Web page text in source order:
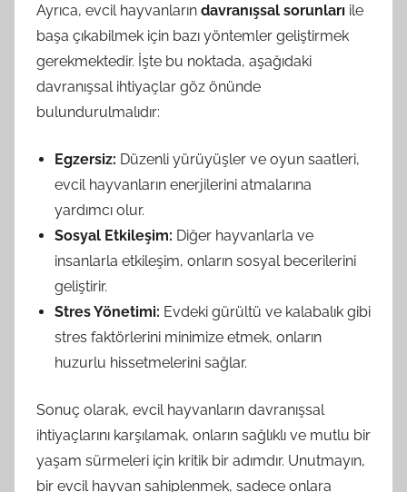
Ayrıca, evcil hayvanların davranışsal sorunları ile
başa çıkabilmek için bazı yöntemler geliştirmek
gerekmektedir. İşte bu noktada, aşağıdaki
davranışsal ihtiyaçlar göz önünde
bulundurulmalıdır:
Egzersiz: Düzenli yürüyüşler ve oyun saatleri,
evcil hayvanların enerjilerini atmalarına
yardımcı olur.
Sosyal Etkileşim: Diğer hayvanlarla ve
insanlarla etkileşim, onların sosyal becerilerini
geliştirir.
Stres Yönetimi: Evdeki gürültü ve kalabalık gibi
stres faktörlerini minimize etmek, onların
huzurlu hissetmelerini sağlar.
Sonuç olarak, evcil hayvanların davranışsal
ihtiyaçlarını karşılamak, onların sağlıklı ve mutlu bir
yaşam sürmeleri için kritik bir adımdır. Unutmayın,
bir evcil hayvan sahiplenmek, sadece onlara